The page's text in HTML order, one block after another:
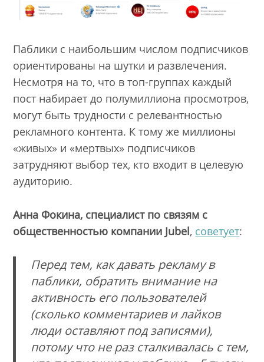
Паблики с наибольшим числом подписчиков
ориентированы на шутки и развлечения.
Несмотря на то, что в топ-группах каждый
пост набирает до полумиллиона просмотров,
могут быть трудности с релевантностью
рекламного контента. К тому же миллионы
«живых» и «мертвых» подписчиков
затрудняют выбор тех, кто входит в целевую
аудиторию.
Aнна Фокинa, специалист по связям с
общественностью компании Jubel, советует:
Перед тем, как давать рекламу в
паблики, обратить внимание на
активность его пользователей
(сколько комментариев и лайков
люди оставляют под записями),
потому что не раз сталкивалась с тем,